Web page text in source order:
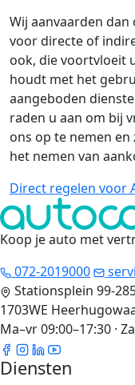
Wij aanvaarden
voor directe of
ook, die voortvloeit
houdt met het
aangeboden
raden u aan om bij
ons op te nemen
het nemen van
Direct regelen voor
Koop je auto met
072-2019000
Stationsplein 99-
1703WE
Ma–vr 09:00–17:30 ·
Diensten